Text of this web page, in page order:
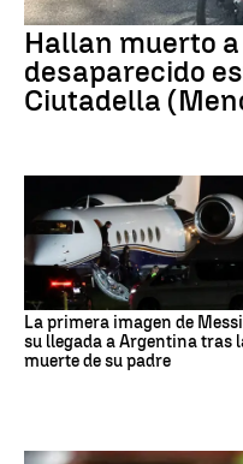
Hallan muerto
desaparecido
Ciutadella
La primera imagen de
su llegada a Argentina tras
muerte de su padre